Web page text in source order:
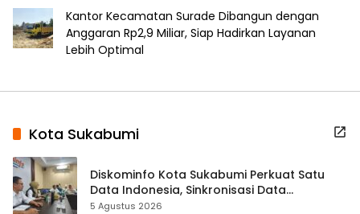
Kantor Kecamatan Surade Dibangun dengan
Anggaran Rp2,9 Miliar, Siap Hadirkan Layanan
Lebih Optimal
Kota Sukabumi
Diskominfo Kota Sukabumi Perkuat Satu
Data Indonesia, Sinkronisasi Data
Kewilayahan Dikebut
5 Agustus 2026